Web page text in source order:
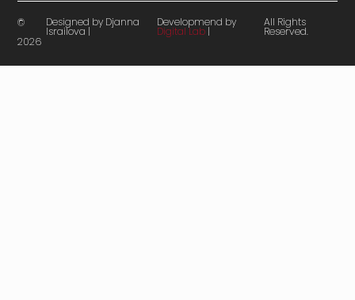
©
2026
Designed by Djanna
Israilova |
Developmend by
Digital Lab |
All Rights
Reserved.